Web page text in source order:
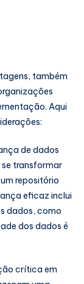
também
Aqui
de dados
transformar
repositório
eficaz inclui
dados, como
dos dados é
crítica em